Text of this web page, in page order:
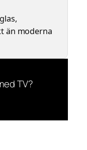
än moderna
TV?